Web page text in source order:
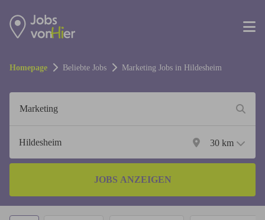
Homepage Beliebte Jobs Marketing Jobs in Hildesheim
30 km
JOBS ANZEIGEN